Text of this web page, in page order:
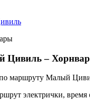
Цивиль –
по маршруту Малый
электрички,